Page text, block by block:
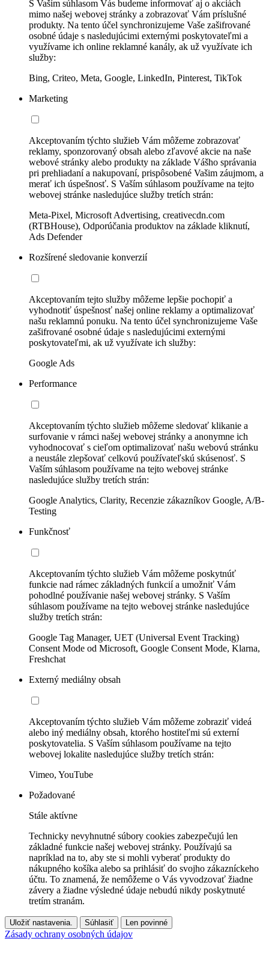
S Vaším súhlasom Vás budeme informovať aj o akciách
mimo našej webovej stránky a zobrazovať Vám príslušné
produkty. Na tento účel synchronizujeme Vaše zašifrované
osobné údaje s nasledujúcimi externými poskytovateľmi a
využívame ich online reklamné kanály, ak už využívate ich
služby:
Bing, Criteo, Meta, Google, LinkedIn, Pinterest, TikTok
Marketing
Akceptovaním týchto služieb Vám môžeme zobrazovať
reklamy, sponzorovaný obsah alebo zľavové akcie na naše
webové stránky alebo produkty na základe Vášho správania
pri prehliadaní a nakupovaní, prispôsobené Vašim záujmom, a
merať ich úspešnosť. S Vaším súhlasom používame na tejto
webovej stránke nasledujúce služby tretích strán:
Meta-Pixel, Microsoft Advertising, creativecdn.com
(RTBHouse), Odporúčania produktov na základe kliknutí,
Ads Defender
Rozšírené sledovanie konverzií
Akceptovaním tejto služby môžeme lepšie pochopiť a
vyhodnotiť úspešnosť našej online reklamy a optimalizovať
našu reklamnú ponuku. Na tento účel synchronizujeme Vaše
zašifrované osobné údaje s nasledujúcimi externými
poskytovateľmi, ak už využívate ich služby:
Google Ads
Performance
Akceptovaním týchto služieb môžeme sledovať klikanie a
surfovanie v rámci našej webovej stránky a anonymne ich
vyhodnocovať s cieľom optimalizovať našu webovú stránku
a neustále zlepšovať celkovú používateľskú skúsenosť. S
Vaším súhlasom používame na tejto webovej stránke
nasledujúce služby tretích strán:
Google Analytics, Clarity, Recenzie zákazníkov Google, A/B-
Testing
Funkčnosť
Akceptovaním týchto služieb Vám môžeme poskytnúť
funkcie nad rámec základných funkcií a umožniť Vám
pohodlné používanie našej webovej stránky. S Vaším
súhlasom používame na tejto webovej stránke nasledujúce
služby tretích strán:
Google Tag Manager, UET (Universal Event Tracking)
Consent Mode od Microsoft, Google Consent Mode, Klarna,
Freshchat
Externý mediálny obsah
Akceptovaním týchto služieb Vám môžeme zobraziť videá
alebo iný mediálny obsah, ktorého hostiteľmi sú externí
poskytovatelia. S Vaším súhlasom používame na tejto
webovej lokalite nasledujúce služby tretích strán:
Vimeo, YouTube
Požadované
Stále aktívne
Technicky nevyhnutné súbory cookies zabezpečujú len
základné funkcie našej webovej stránky. Používajú sa
napríklad na to, aby ste si mohli vyberať produkty do
nákupného košíka alebo sa prihlásiť do svojho zákazníckeho
účtu. To znamená, že nemôžeme o Vás vyvodzovať žiadne
závery a žiadne výsledné údaje nebudú nikdy poskytnuté
tretím stranám.
Uložiť nastavenia. Súhlasiť Len povinné
Zásady ochrany osobných údajov